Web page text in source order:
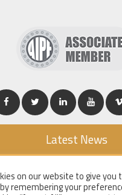
Latest News
COOKIES POLICY
on our website to give
remembering your